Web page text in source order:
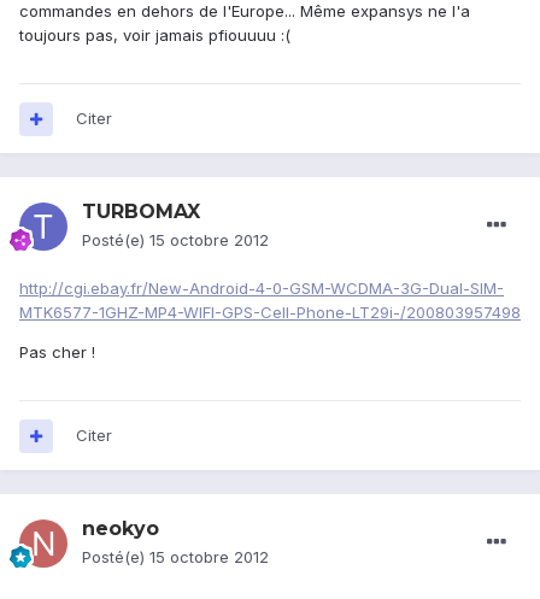
commandes en dehors de l'Europe... Même expansys ne l'a
toujours pas, voir jamais pfiouuuu :(
Citer
TURBOMAX
Posté(e) 15 octobre 2012
http://cgi.ebay.fr/New-Android-4-0-GSM-WCDMA-3G-Dual-SIM-
MTK6577-1GHZ-MP4-WIFI-GPS-Cell-Phone-LT29i-/200803957498
Pas cher !
Citer
neokyo
Posté(e) 15 octobre 2012